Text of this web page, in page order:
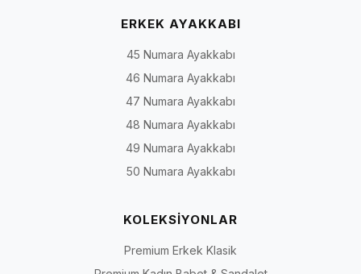
ERKEK AYAKKABI
45 Numara Ayakkabı
46 Numara Ayakkabı
47 Numara Ayakkabı
48 Numara Ayakkabı
49 Numara Ayakkabı
50 Numara Ayakkabı
KOLEKSİYONLAR
Premium Erkek Klasik